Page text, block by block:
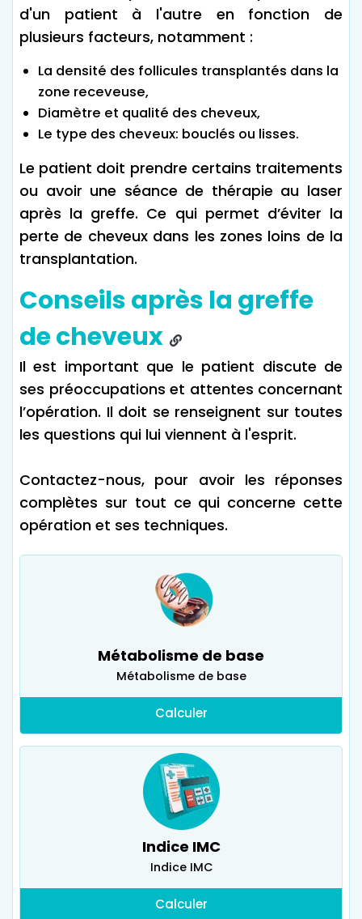
d'un patient à l'autre en fonction de
plusieurs facteurs, notamment :
La densité des follicules transplantés dans la
zone receveuse,
Diamètre et qualité des cheveux,
Le type des cheveux: bouclés ou lisses.
Le patient doit prendre certains traitements
ou avoir une séance de thérapie au laser
après la greffe. Ce qui permet d’éviter la
perte de cheveux dans les zones loins de la
transplantation.
Conseils après la greffe
de cheveux
Il est important que le patient discute de
ses préoccupations et attentes concernant
l’opération. Il doit se renseignent sur toutes
les questions qui lui viennent à l'esprit.
Contactez-nous, pour avoir les réponses
complètes sur tout ce qui concerne cette
opération et ses techniques.
Métabolisme de base
Métabolisme de base
Calculer
Indice IMC
Indice IMC
Calculer